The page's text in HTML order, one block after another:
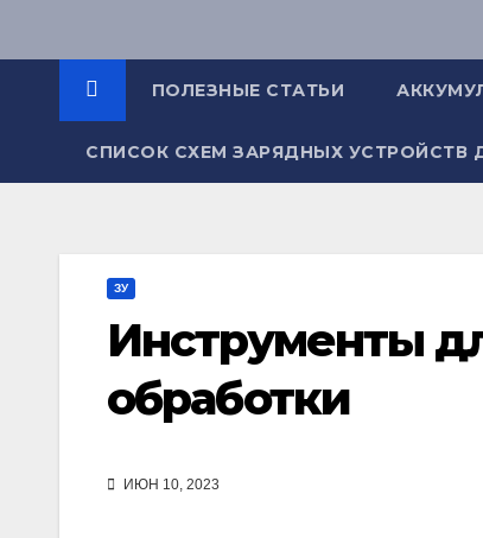
содержимому
ПОЛЕЗНЫЕ СТАТЬИ
СПИСОК СХЕМ ЗАРЯДНЫХ УСТРОЙСТВ
ЗУ
Инструменты
обработки
ИЮН 10, 2023